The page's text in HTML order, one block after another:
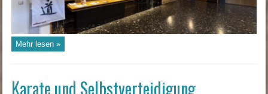
Mehr lesen »
Karate und Selbstverteidigung